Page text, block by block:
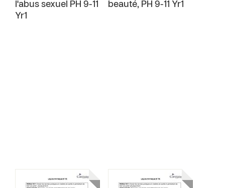
l'abus sexuel PH 9-11
Yr1
beauté‚ PH 9-11 Yr1